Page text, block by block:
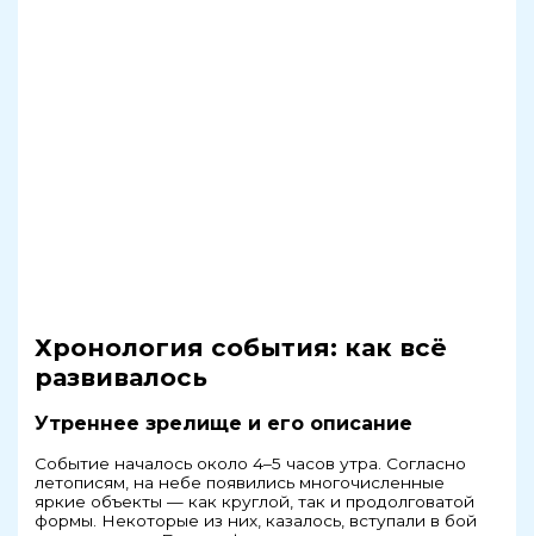
Хронология события: как всё
развивалось
Утреннее зрелище и его описание
Событие началось около 4–5 часов утра. Согласно
летописям, на небе появились многочисленные
яркие объекты — как круглой, так и продолговатой
формы. Некоторые из них, казалось, вступали в бой